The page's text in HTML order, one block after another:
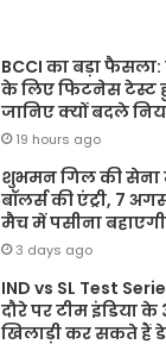
BCCI का बड़ा फैसला:
के लिए फिटनेस टेस्ट
जानिए क्यों बदले
19 hours ago
शुभमन गिल की सेना
बॉलर्स की एंट्री, 7
मैच में पसीना बहाएगी
3 days ago
IND vs SL Test
दौरे पर टीम इंडिया के
खिलाड़ी कर सकते हैं